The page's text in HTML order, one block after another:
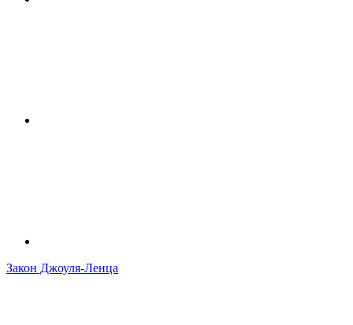
Закон Джоуля-Ленца